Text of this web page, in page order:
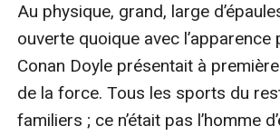
Au physique, grand, large
ouverte quoique avec l’apparence
Conan Doyle présentait à première
de la force. Tous les sports du
familiers ; ce n’était pas l’homme